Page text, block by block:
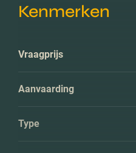
Kenmerken
Vraagprijs
Aanvaarding
Type